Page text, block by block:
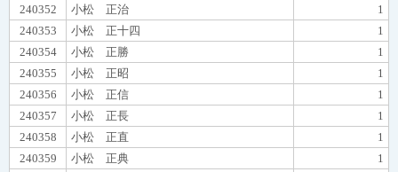
240352
小松 正治
1
240353
小松 正十四
1
240354
小松 正勝
1
240355
小松 正昭
1
240356
小松 正信
1
240357
小松 正長
1
240358
小松 正直
1
240359
小松 正典
1